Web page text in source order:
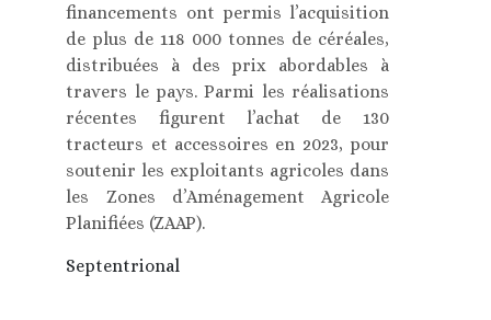
financements ont permis l’acquisition
de plus de 118 000 tonnes de céréales,
distribuées à des prix abordables à
travers le pays. Parmi les réalisations
récentes figurent l’achat de 130
tracteurs et accessoires en 2023, pour
soutenir les exploitants agricoles dans
les Zones d’Aménagement Agricole
Planifiées (ZAAP).
Septentrional